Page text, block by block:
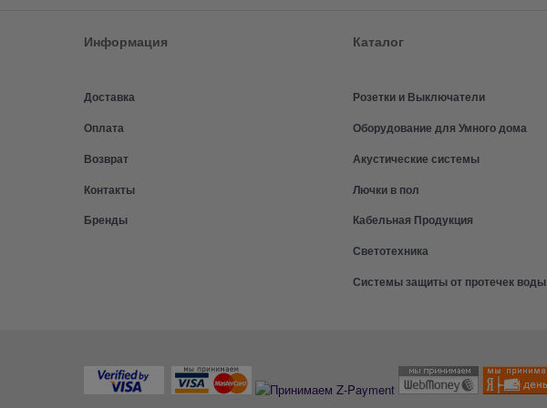
Информация
Доставка
Оплата
Возврат
Контакты
Бренды
Каталог
Розетки и Выключатели
Оборудование для Умного дома
Акустические системы
Лючки в пол
Кабельная Продукция
Светотехника
Системы защиты от протечек воды